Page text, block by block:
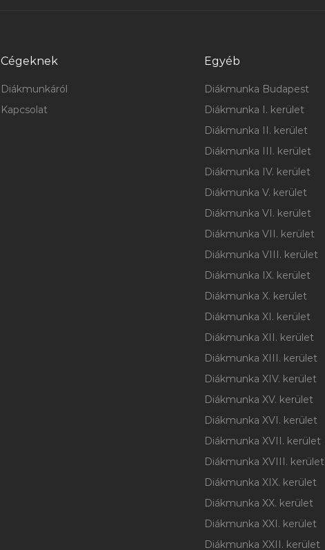
Cégeknek
Diákmunkáról
Kapcsolat
Egyéb
Diákmunka Budapest
Diákmunka I. kerület
Diákmunka II. kerület
Diákmunka III. kerület
Diákmunka IV. kerület
Diákmunka V. kerület
Diákmunka VI. kerület
Diákmunka VII. kerület
Diákmunka VIII. kerület
Diákmunka IX. kerület
Diákmunka X. kerület
Diákmunka XI. kerület
Diákmunka XII. kerület
Diákmunka XIII. kerület
Diákmunka XIV. kerület
Diákmunka XV. kerület
Diákmunka XVI. kerület
Diákmunka XVII. kerület
Diákmunka XVIII. kerület
Diákmunka XIX. kerület
Diákmunka XX. kerület
Diákmunka XXI. kerület
Diákmunka XXII. kerület